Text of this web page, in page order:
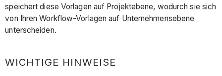
speichert diese Vorlagen auf Projektebene, wodurch sie sich
von Ihren Workflow-Vorlagen auf Unternehmensebene
unterscheiden.
WICHTIGE HINWEISE